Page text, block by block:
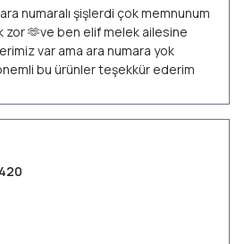
numaralı şişlerdi çok memnunum
zor 🫶ve ben elif melek ailesine
var ama ara numara yok
bu ürünler teşekkür ederim